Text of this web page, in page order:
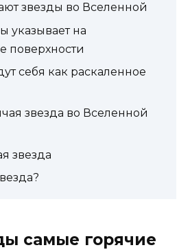
звезды во Вселенной
указывает на
поверхности
себя как раскаленное
звезда во Вселенной
звезда
самые горячие